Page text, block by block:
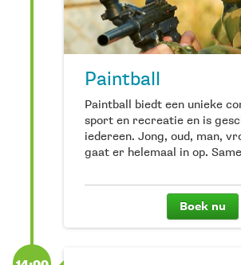
Paintball
Paintball biedt een unieke
sport en recreatie en is
iedereen. Jong, oud, man,
gaat er helemaal in op.
collega’s versterkt de
het teamgevoel. Bij ons op
je terecht voor een uniek
concept. Je speelt op een
Boek nu